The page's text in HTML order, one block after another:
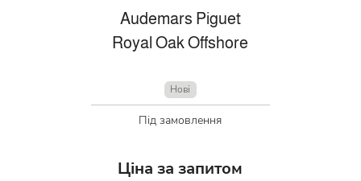
Audemars Piguet
Royal Oak Offshore
Нові
Під замовлення
Ціна за запитом